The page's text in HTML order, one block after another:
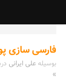
فارسی سازی
بوسیله علی ایرانی
»